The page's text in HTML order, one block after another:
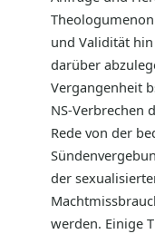
und Validität
darüber
Vergangenheit
NS-Verbrechen
Rede von der
der
werden. Einige